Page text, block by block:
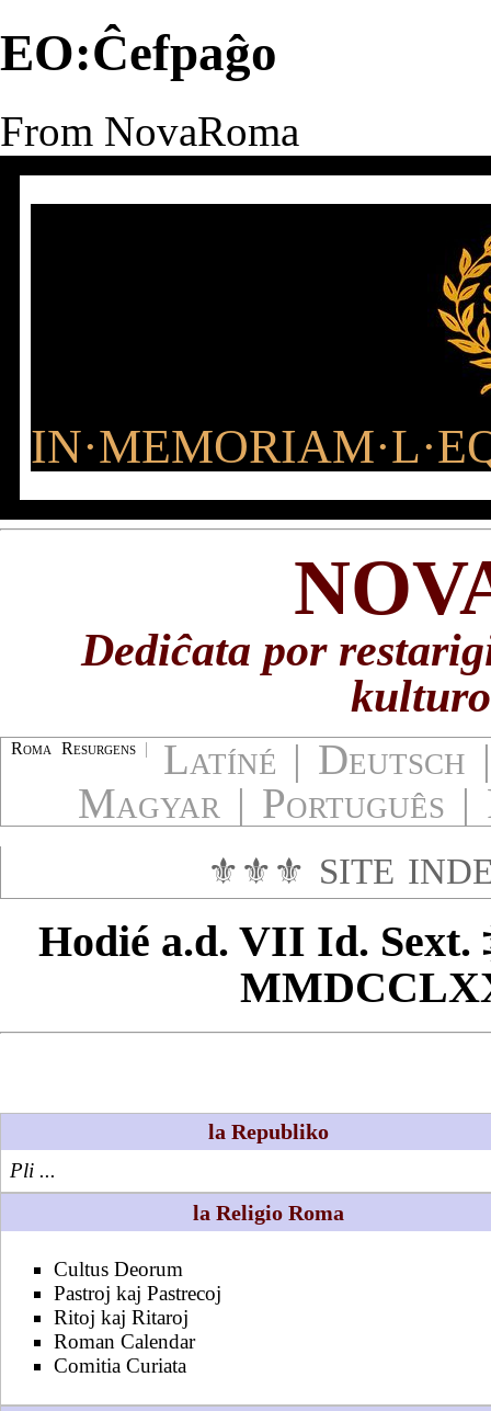
EO:Ĉefpaĝo
From NovaRoma
Dediĉata por
Roma Resurgens | Latíné | Deutsch
Magyar | Português |
⚜⚜⚜ SITE
Hodié a.d. VII Id. Sext.
la Republiko
Pli ...
la Religio Roma
Cultus Deorum
Pastroj kaj Pastrecoj
Ritoj kaj Ritaroj
Roman Calendar
Comitia Curiata